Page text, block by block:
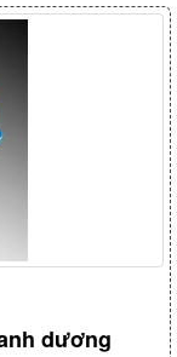
dương